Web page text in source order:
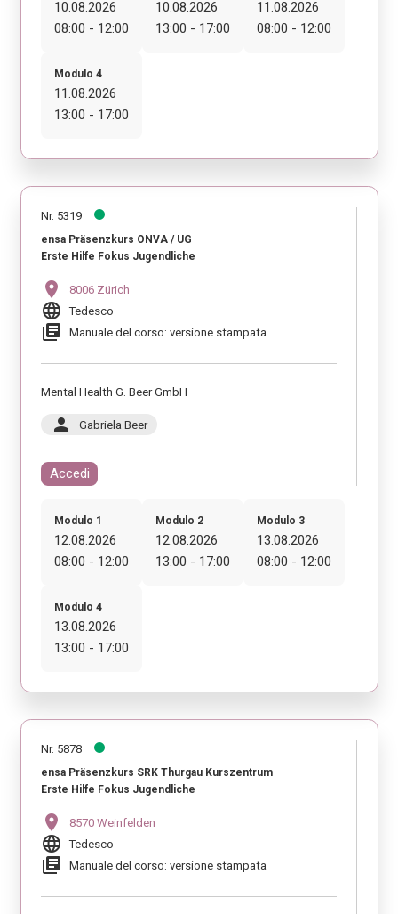
10.08.2026
08:00 - 12:00
10.08.2026
13:00 - 17:00
11.08.2026
08:00 - 12:00
Modulo 4
11.08.2026
13:00 - 17:00
Nr. 5319
ensa Präsenzkurs ONVA / UG
Erste Hilfe Fokus Jugendliche
location_on 8006 Zürich
language Tedesco
library_books Manuale del corso: versione stampata
Mental Health G. Beer GmbH
person Gabriela Beer
Accedi
Modulo 1
12.08.2026
08:00 - 12:00
Modulo 2
12.08.2026
13:00 - 17:00
Modulo 3
13.08.2026
08:00 - 12:00
Modulo 4
13.08.2026
13:00 - 17:00
Nr. 5878
ensa Präsenzkurs SRK Thurgau Kurszentrum
Erste Hilfe Fokus Jugendliche
location_on 8570 Weinfelden
language Tedesco
library_books Manuale del corso: versione stampata